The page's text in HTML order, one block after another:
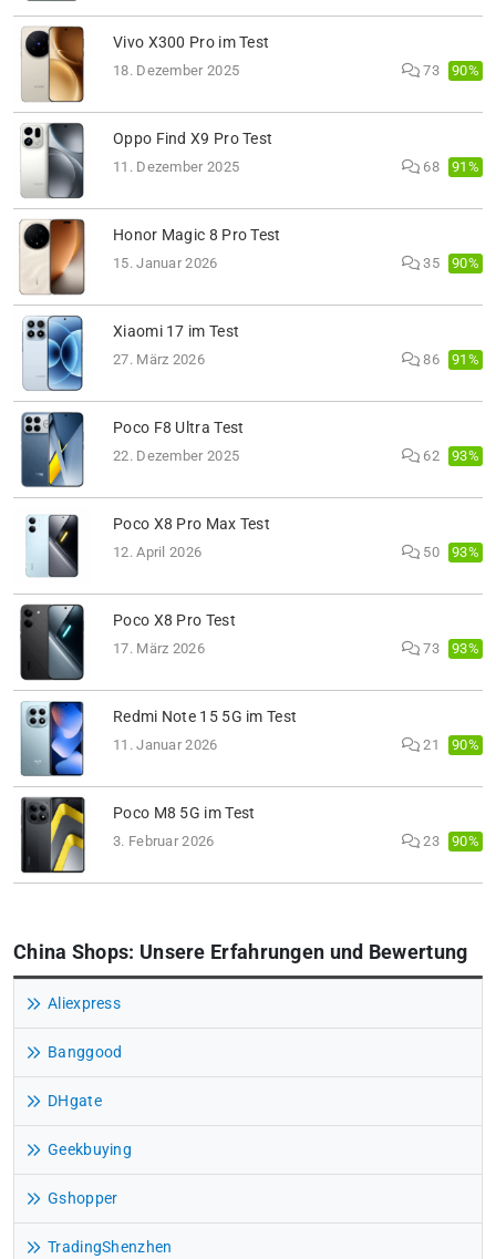
Vivo X300 Pro im Test
18. Dezember 2025 73 90%
Oppo Find X9 Pro Test
11. Dezember 2025 68 91%
Honor Magic 8 Pro Test
15. Januar 2026 35 90%
Xiaomi 17 im Test
27. März 2026 86 91%
Poco F8 Ultra Test
22. Dezember 2025 62 93%
Poco X8 Pro Max Test
12. April 2026 50 93%
Poco X8 Pro Test
17. März 2026 73 93%
Redmi Note 15 5G im Test
11. Januar 2026 21 90%
Poco M8 5G im Test
3. Februar 2026 23 90%
China Shops: Unsere Erfahrungen und Bewertung
Aliexpress
Banggood
DHgate
Geekbuying
Gshopper
TradingShenzhen